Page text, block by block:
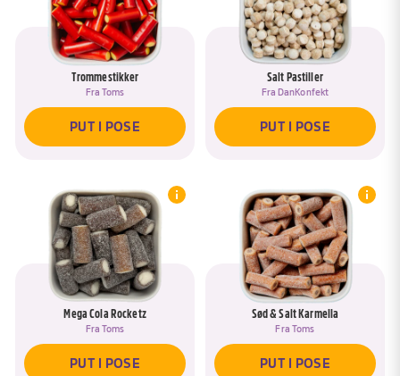
Trommestikker
Fra Toms
PUT I POSE
Salt Pastiller
Fra DanKonfekt
PUT I POSE
Mega Cola Rocketz
Fra Toms
PUT I POSE
Sød & Salt Karmella
Fra Toms
PUT I POSE